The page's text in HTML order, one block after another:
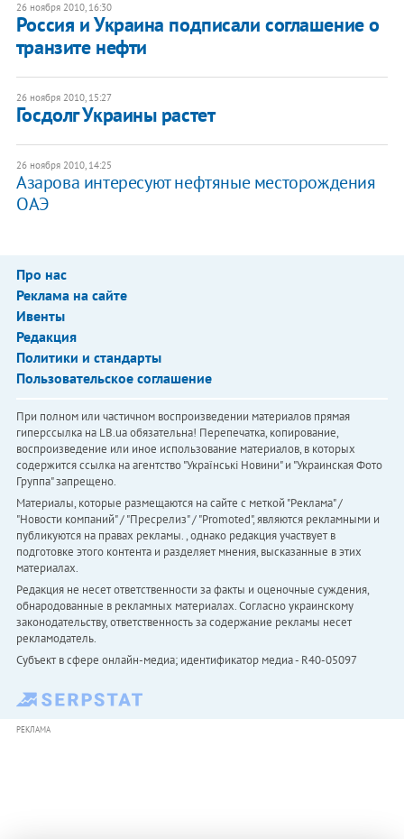
26 ноября 2010, 16:30
​Россия и Украина подписали соглашение о
транзите нефти
26 ноября 2010, 15:27
​Госдолг Украины растет
26 ноября 2010, 14:25
Азарова интересуют нефтяные месторождения
ОАЭ
Про нас
Реклама на сайте
Ивенты
Редакция
Политики и стандарты
Пользовательское соглашение
При полном или частичном воспроизведении материалов прямая
гиперссылка на LB.ua обязательна! Перепечатка, копирование,
воспроизведение или иное использование материалов, в которых
содержится ссылка на агентство "Українськi Новини" и "Украинская Фото
Группа" запрещено.
Материалы, которые размещаются на сайте с меткой "Реклама" /
"Новости компаний" / "Пресрелиз" / "Promoted", являются рекламными и
публикуются на правах рекламы. , однако редакция участвует в
подготовке этого контента и разделяет мнения, высказанные в этих
материалах.
Редакция не несет ответственности за факты и оценочные суждения,
обнародованные в рекламных материалах. Согласно украинскому
законодательству, ответственность за содержание рекламы несет
рекламодатель.
Субъект в сфере онлайн-медиа; идентификатор медиа - R40-05097
РЕКЛАМА